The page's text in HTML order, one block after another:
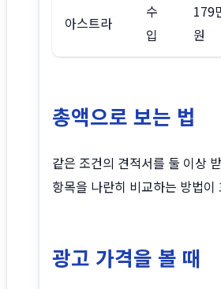
아스트라
수
입
179
원
총액으로 보는 법
같은 조건의 견적서를 둘 이상
항목을 나란히 비교하는 방법이
광고 가격을 볼 때